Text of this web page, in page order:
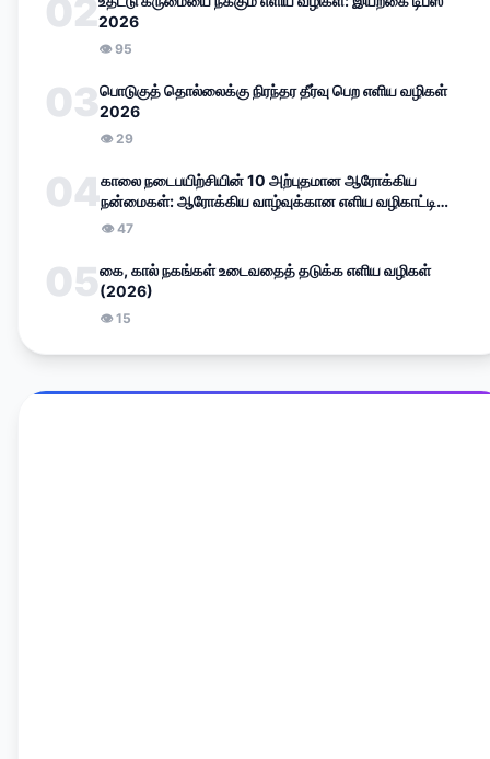
022026
👁95
03பொடுகுத் தொல்லைக்கு நிரந்தர தீர்வு பெற எளிய வழிகள்
2026
👁29
04காலை நடைபயிற்சியின் 10 அற்புதமான ஆரோக்கிய
நன்மைகள்: ஆரோக்கிய வாழ்வுக்கான எளிய வழிகாட்டி
(2026)
👁47
05கை, கால் நகங்கள் உடைவதைத் தடுக்க எளிய வழிகள்
(2026)
👁15